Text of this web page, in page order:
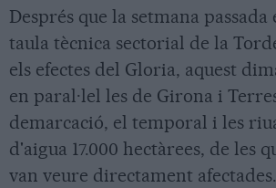
Després que la setmana passada
taula tècnica sectorial de la
els efectes del Gloria, aquest
en paral·lel les de Girona i
demarcació, el temporal i les
d'aigua 17.000 hectàrees, de les
van veure directament